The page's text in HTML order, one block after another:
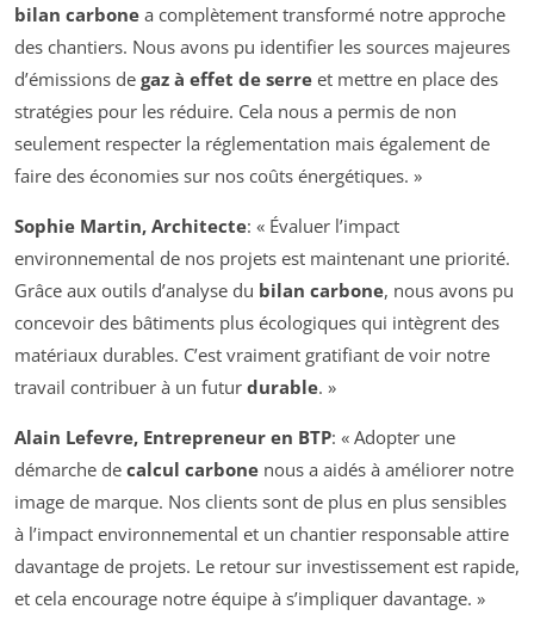
bilan carbone a complètement transformé notre approche
des chantiers. Nous avons pu identifier les sources majeures
d’émissions de gaz à effet de serre et mettre en place des
stratégies pour les réduire. Cela nous a permis de non
seulement respecter la réglementation mais également de
faire des économies sur nos coûts énergétiques. »
Sophie Martin, Architecte: « Évaluer l’impact
environnemental de nos projets est maintenant une priorité.
Grâce aux outils d’analyse du bilan carbone, nous avons pu
concevoir des bâtiments plus écologiques qui intègrent des
matériaux durables. C’est vraiment gratifiant de voir notre
travail contribuer à un futur durable. »
Alain Lefevre, Entrepreneur en BTP: « Adopter une
démarche de calcul carbone nous a aidés à améliorer notre
image de marque. Nos clients sont de plus en plus sensibles
à l’impact environnemental et un chantier responsable attire
davantage de projets. Le retour sur investissement est rapide,
et cela encourage notre équipe à s’impliquer davantage. »